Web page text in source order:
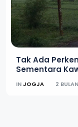
Tak Ada
Sementara
INJOGJA 2